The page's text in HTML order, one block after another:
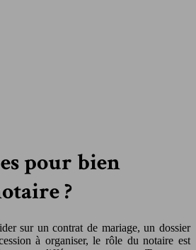
pour bien
?
sur un contrat de mariage, un dossier
à organiser, le rôle du notaire est